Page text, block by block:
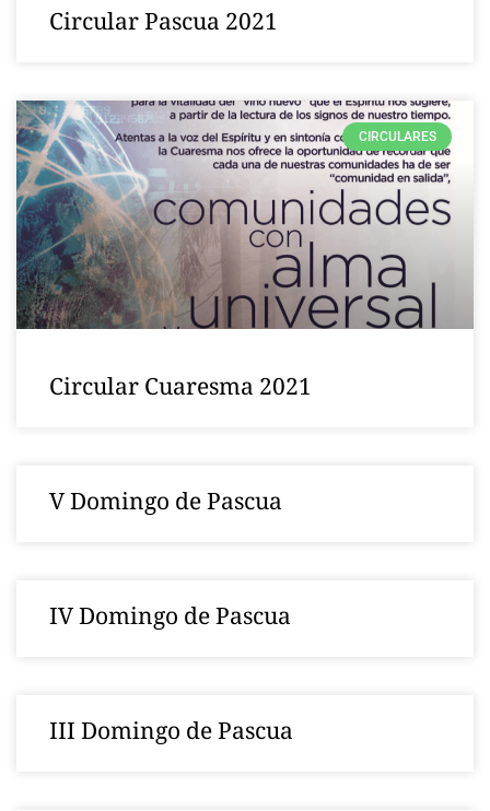
Circular Pascua 2021
CIRCULARES
Circular Cuaresma 2021
V Domingo de Pascua
IV Domingo de Pascua
III Domingo de Pascua